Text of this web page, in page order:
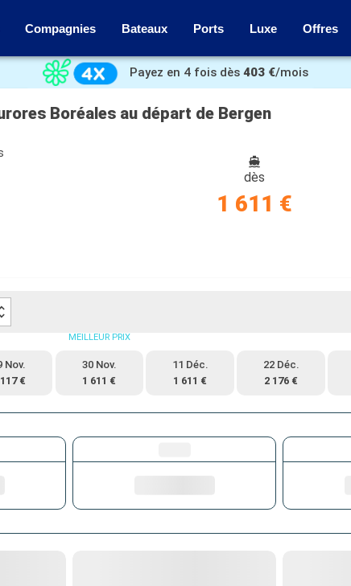
Compagnies Bateaux Ports Luxe Offres
Payez en 4 fois dès 403 €/mois
Boréales au départ de Bergen
dès
1 611 €
Nov.
€
MEILLEUR PRIX
30 Nov.
1 611 €
11 Déc.
1 611 €
22 Déc.
2 176 €